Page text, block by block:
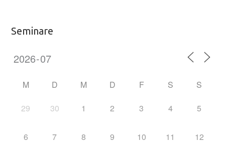
Seminare
M D M D F S S
29 30 1 2 3 4 5
6 7 8 9 10 11 12